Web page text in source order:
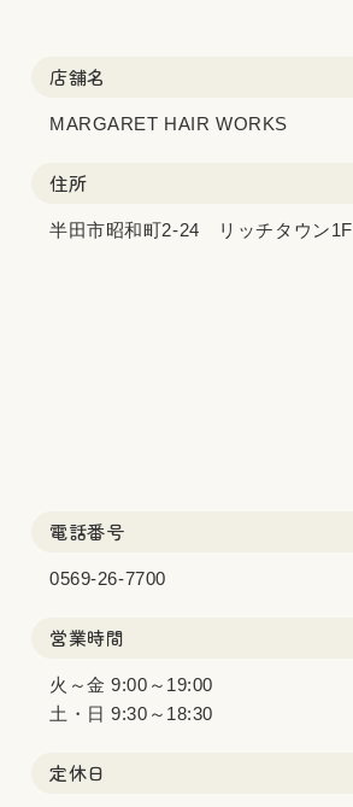
店舗名
MARGARET HAIR WORKS
住所
半田市昭和町2-24 リッチタウン1F
電話番号
0569-26-7700
営業時間
火～金 9:00～19:00
土・日 9:30～18:30
定休日